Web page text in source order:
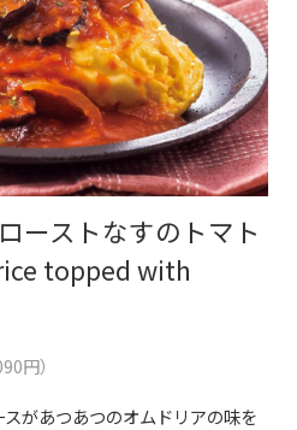
ーストなすのトマト
topped with
円）
があつあつのオムドリアの味を